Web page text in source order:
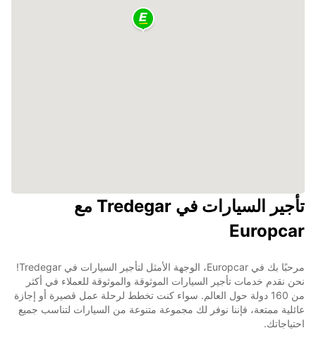
تأجير السيارات في Tredegar مع
Europcar
مرحبًا بك في Europcar، الوجهة الأمثل لتأجير السيارات في Tredegar!
نحن نقدم خدمات تأجير السيارات الموثوقة والموثوقة للعملاء في أكثر
من 160 دولة حول العالم. سواء كنت تخطط لرحلة عمل قصيرة أو إجازة
عائلية ممتعة، فإننا نوفر لك مجموعة متنوعة من السيارات لتناسب جميع
احتياجاتك.